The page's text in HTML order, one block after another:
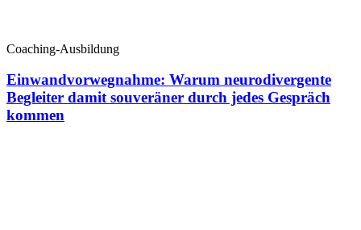
Coaching-Ausbildung
Einwandvorwegnahme: Warum neurodivergente
Begleiter damit souveräner durch jedes Gespräch
kommen